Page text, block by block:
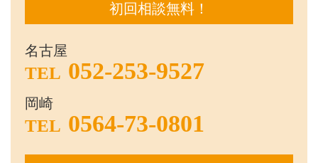
初回相談無料！
名古屋
TEL 052-253-9527
岡崎
TEL 0564-73-0801